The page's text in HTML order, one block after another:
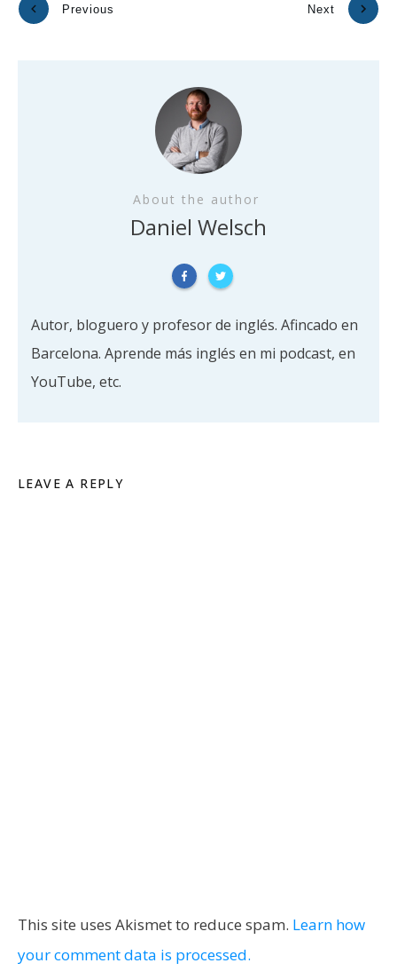
Previous Next
About the author
Daniel Welsch
Autor, bloguero y profesor de inglés. Afincado en
Barcelona. Aprende más inglés en mi podcast, en
YouTube, etc.
LEAVE A REPLY
This site uses Akismet to reduce spam. Learn how
your comment data is processed.